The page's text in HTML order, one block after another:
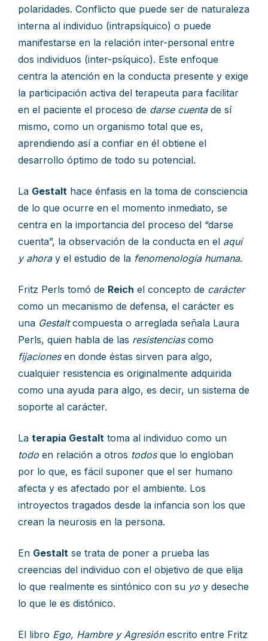
polaridades. Conflicto que puede ser de naturaleza
interna al individuo (intrapsíquico) o puede
manifestarse en la relación inter-personal entre
dos individuos (inter-psíquico). Este enfoque
centra la atención en la conducta presente y exige
la participación activa del terapeuta para facilitar
en el paciente el proceso de darse cuenta de sí
mismo, como un organismo total que es,
aprendiendo así a confiar en él obtiene el
desarrollo óptimo de todo su potencial.
La Gestalt hace énfasis en la toma de consciencia
de lo que ocurre en el momento inmediato, se
centra en la importancia del proceso del “darse
cuenta”, la observación de la conducta en el aquí
y ahora y el estudio de la fenomenología humana.
Fritz Perls tomó de Reich el concepto de carácter
como un mecanismo de defensa, el carácter es
una Gestaltcompuesta o arreglada señala Laura
Perls, quien habla de las resistencias como
fijaciones en donde éstas sirven para algo,
cualquier resistencia es originalmente adquirida
como una ayuda para algo, es decir, un sistema de
soporte al carácter.
La terapia Gestalt toma al individuo como un
todo en relación a otros todos que lo engloban
por lo que, es fácil suponer que el ser humano
afecta y es afectado por el ambiente. Los
introyectos tragados desde la infancia son los que
crean la neurosis en la persona.
En Gestalt se trata de poner a prueba las
creencias del individuo con el objetivo de que elija
lo que realmente es sintónico con su yo y deseche
lo que le es distónico.
El libro Ego, Hambre y Agresión escrito entre Fritz